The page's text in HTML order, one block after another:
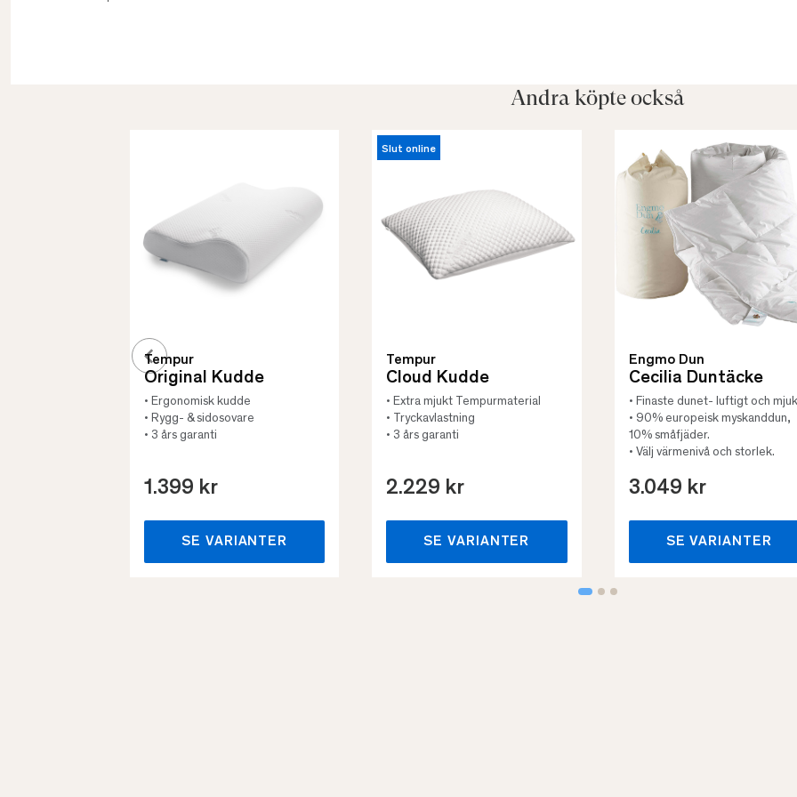
Andra köpte också
Tempur
Original Kudde
• Ergonomisk kudde
• Rygg- & sidosovare
• 3 års garanti
1.399 kr
SE VARIANTER
Slut online
Tempur
Cloud Kudde
• Extra mjukt Tempurmaterial
• Tryckavlastning
• 3 års garanti
2.229 kr
SE VARIANTER
Engmo Dun
Cecilia Duntäcke
• Finaste dunet- luftigt och
• 90% europeisk myskanddun,
10% småfjäder.
• Välj värmenivå och storlek.
3.049 kr
SE VARIANTER